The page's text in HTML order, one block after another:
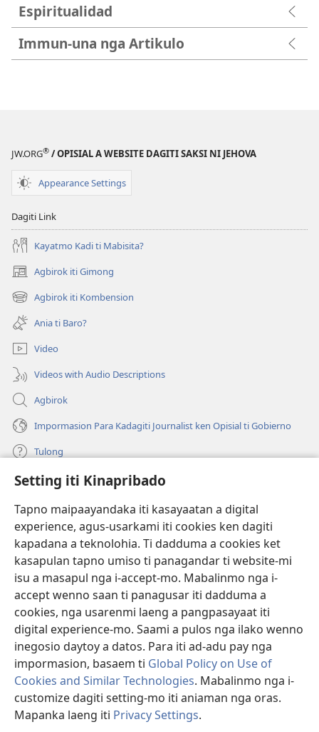
Setting iti Kinapribado
Tapno maipaayandaka iti kasayaatan a digital
experience, agus-usarkami iti cookies ken dagiti
kapadana a teknolohia. Ti dadduma a cookies ket
kasapulan tapno umiso ti panagandar ti website-mi
isu a masapul nga i-accept-mo. Mabalinmo nga i-
accept wenno saan ti panagusar iti dadduma a
cookies, nga usarenmi laeng a pangpasayaat iti
digital experience-mo. Saami a pulos nga ilako wenno
inegosio daytoy a datos. Para iti ad-adu pay nga
impormasion, basaem ti Global Policy on Use of
Cookies and Similar Technologies. Mabalinmo nga i-
customize dagiti setting-mo iti aniaman nga oras.
Mapanka laeng iti Privacy Settings.
Espiritualidad
Immun-una nga Artikulo
JW.ORG® / OPISIAL A WEBSITE DAGITI SAKSI NI JEHOVA
Appearance Settings
Dagiti Link
Kayatmo Kadi ti Mabisita?
Agbirok iti Gimong
(manglukat
iti
baro
window)
Agbirok iti Kombension
(manglukat
iti
baro
a
window)
Ania ti Baro?
Video
Videos with Audio Descriptions
Agbirok
Impormasion Para Kadagiti Journalist ken Opisial ti Gobierno
Tulong
Donasion
(manglukat
iti
baro
a
window)
Watchtower ONLINE A LIBRARIA
(manglukat
iti
baro
a
JW Hub ®
(manglukat
iti
baro
window)
JW Library
Watchtower Library
Copyright© 2026 Watch Tower Bible and Tract Society of Pennsylvania.
PAGANNUROTAN ITI PANAGUSAR|PAGANNUROTAN ITI
KINAPRIBADO
SETTING ITI KINAPRIBADO